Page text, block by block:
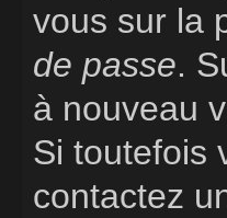
vous sur la
de passe.
à nouveau
Si toutefois
contactez